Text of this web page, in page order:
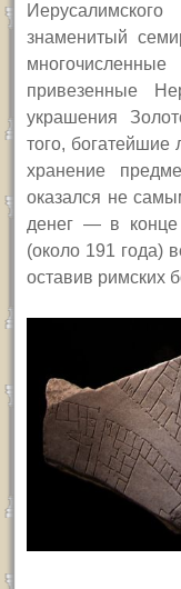
знаменитый
привезенные
украшения
того,
хранение
оказался не
денег — в конце
(около 191 года)
оставив римских